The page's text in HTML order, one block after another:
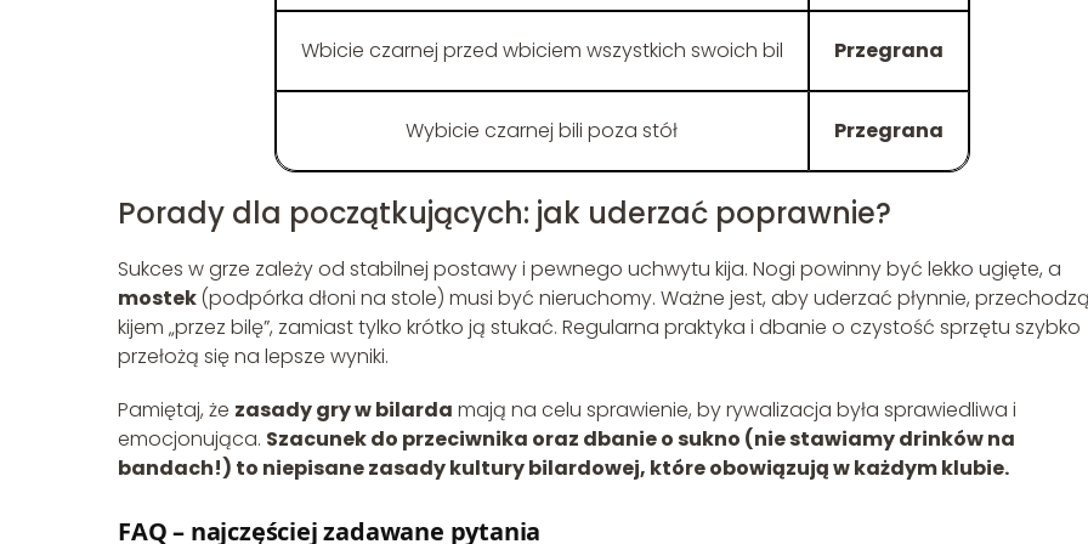
Wbicie czarnej przed wbiciem wszystkich swoich bil Przegrana
Wybicie czarnej bili poza stół Przegrana
Porady dla początkujących: jak uderzać poprawnie?
Sukces w grze zależy od stabilnej postawy i pewnego uchwytu kija. Nogi powinny być lekko ugięte, a
mostek(podpórka dłoni na stole) musi być nieruchomy. Ważne jest, aby uderzać płynnie,
kijem „przez bilę”, zamiast tylko krótko ją stukać. Regularna praktyka i dbanie o czystość sprzętu szybko
przełożą się na lepsze wyniki.
Pamiętaj, że zasady gry w bilarda mają na celu sprawienie, by rywalizacja była sprawiedliwa i
emocjonująca. Szacunek do przeciwnika oraz dbanie o sukno (nie stawiamy drinków na
bandach!) to niepisane zasady kultury bilardowej, które obowiązują w każdym klubie.
FAQ – najczęściej zadawane pytania